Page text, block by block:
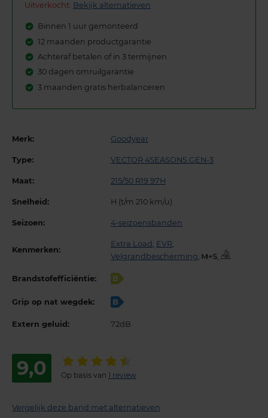
Uitverkocht: Bekijk alternatieven
Binnen 1 uur gemonteerd
12 maanden productgarantie
Achteraf betalen of in 3 termijnen
30 dagen omruilgarantie
3 maanden gratis herbalanceren
Merk: Goodyear
Type: VECTOR 4SEASONS GEN-3
Maat: 215/50 R19 97H
Snelheid: H (t/m 210 km/u)
Seizoen: 4-seizoensbanden
Kenmerken:
Extra Load , EVR,
Velgrandbescherming, ,
Brandstofefficiëntie: B
Grip op nat wegdek: B
Extern geluid: 72dB
9,0 Op basis van 1 review
Vergelijk deze band met alternatieven